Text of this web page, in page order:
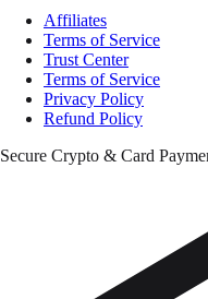
Affiliates
Terms of Service
Trust Center
Terms of Service
Privacy Policy
Refund Policy
Secure Crypto & Card